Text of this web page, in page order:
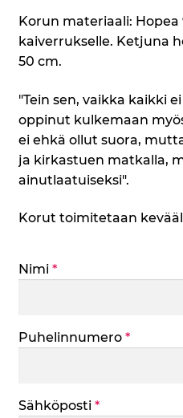
Korun materiaali: Hopea
kaiverrukselle. Ketjuna
50 cm.
"Tein sen, vaikka kaikki
oppinut kulkemaan
ei ehkä ollut suora,
ja kirkastuen matkalla,
ainutlaatuiseksi".
Korut toimitetaan
Nimi *
Puhelinnumero *
Sähköposti *